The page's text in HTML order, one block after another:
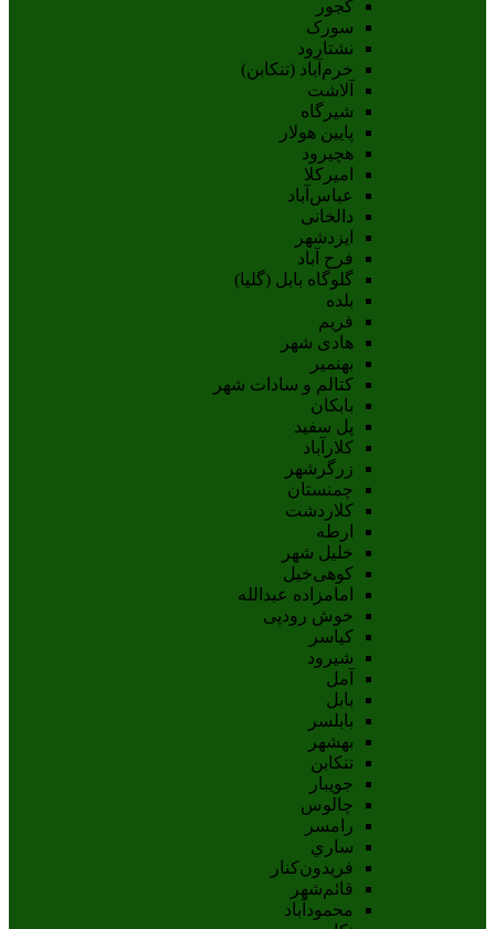
کجور
سورک
نشتارود
خرم‌آباد (تنکابن)
آلاشت
شیرگاه
پایین هولار
هچیرود
امیرکلا
عباس‌آباد
دالخانی
ایزدشهر
فرح آباد
گلوگاه بابل (گلیا)
بلده
فریم
هادی شهر
بهنمیر
کتالم و سادات شهر
بابکان
پل سفید
کلارآباد
زرگرشهر
چمنستان
کلاردشت
ارطه
خلیل شهر
کوهی‌خیل
امامزاده عبدالله
خوش رودپی
کیاسر
شیرود
آمل
بابل
بابلسر
بهشهر
تنکابن
جويبار
چالوس
رامسر
ساري
فريدون‌کنار
قائم‌شهر
محمودآباد